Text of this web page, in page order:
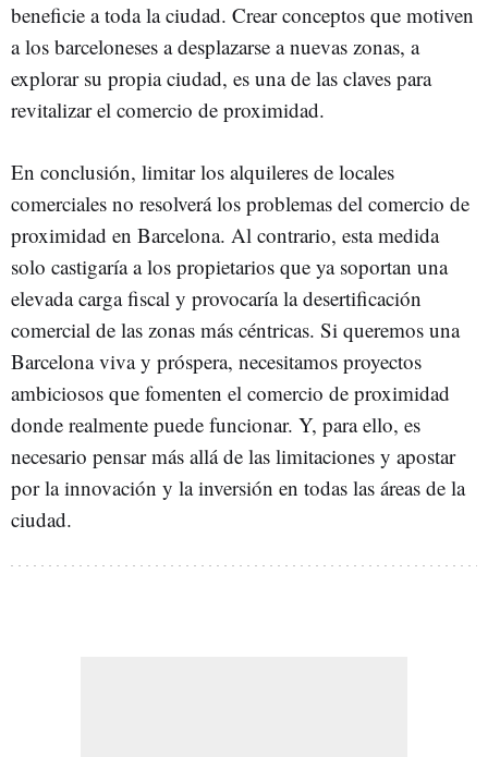
beneficie a toda la ciudad. Crear conceptos que motiven
a los barceloneses a desplazarse a nuevas zonas, a
explorar su propia ciudad, es una de las claves para
revitalizar el comercio de proximidad.
En conclusión, limitar los alquileres de locales
comerciales no resolverá los problemas del comercio de
proximidad en Barcelona. Al contrario, esta medida
solo castigaría a los propietarios que ya soportan una
elevada carga fiscal y provocaría la desertificación
comercial de las zonas más céntricas. Si queremos una
Barcelona viva y próspera, necesitamos proyectos
ambiciosos que fomenten el comercio de proximidad
donde realmente puede funcionar. Y, para ello, es
necesario pensar más allá de las limitaciones y apostar
por la innovación y la inversión en todas las áreas de la
ciudad.